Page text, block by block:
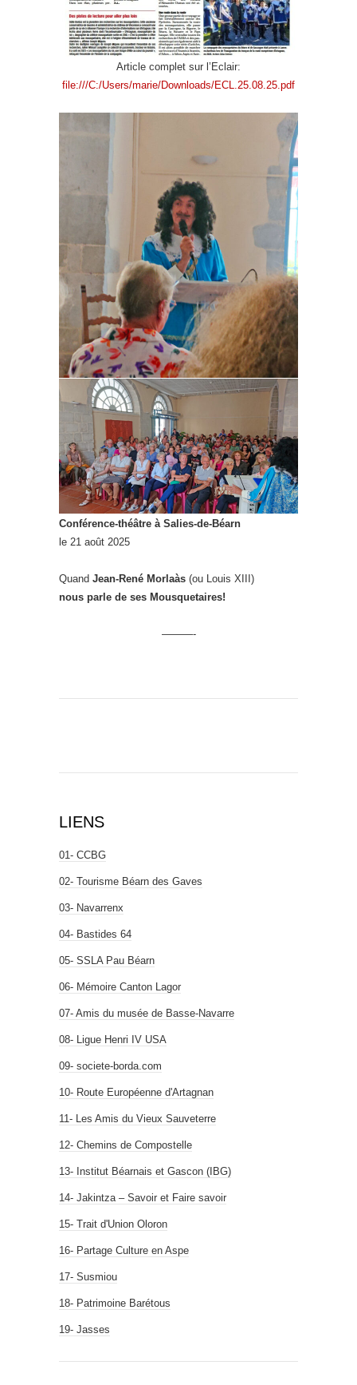
Article complet sur l’Eclair:
file:///C:/Users/marie/Downloads/ECL.25.08.25.pdf
Conférence-théâtre à Salies-de-Béarn
le 21 août 2025
Quand Jean-René Morlaàs (ou Louis XIII)
nous parle de ses Mousquetaires!
———-
LIENS
01- CCBG
02- Tourisme Béarn des Gaves
03- Navarrenx
04- Bastides 64
05- SSLA Pau Béarn
06- Mémoire Canton Lagor
07- Amis du musée de Basse-Navarre
08- Ligue Henri IV USA
09- societe-borda.com
10- Route Européenne d'Artagnan
11- Les Amis du Vieux Sauveterre
12- Chemins de Compostelle
13- Institut Béarnais et Gascon (IBG)
14- Jakintza – Savoir et Faire savoir
15- Trait d'Union Oloron
16- Partage Culture en Aspe
17- Susmiou
18- Patrimoine Barétous
19- Jasses